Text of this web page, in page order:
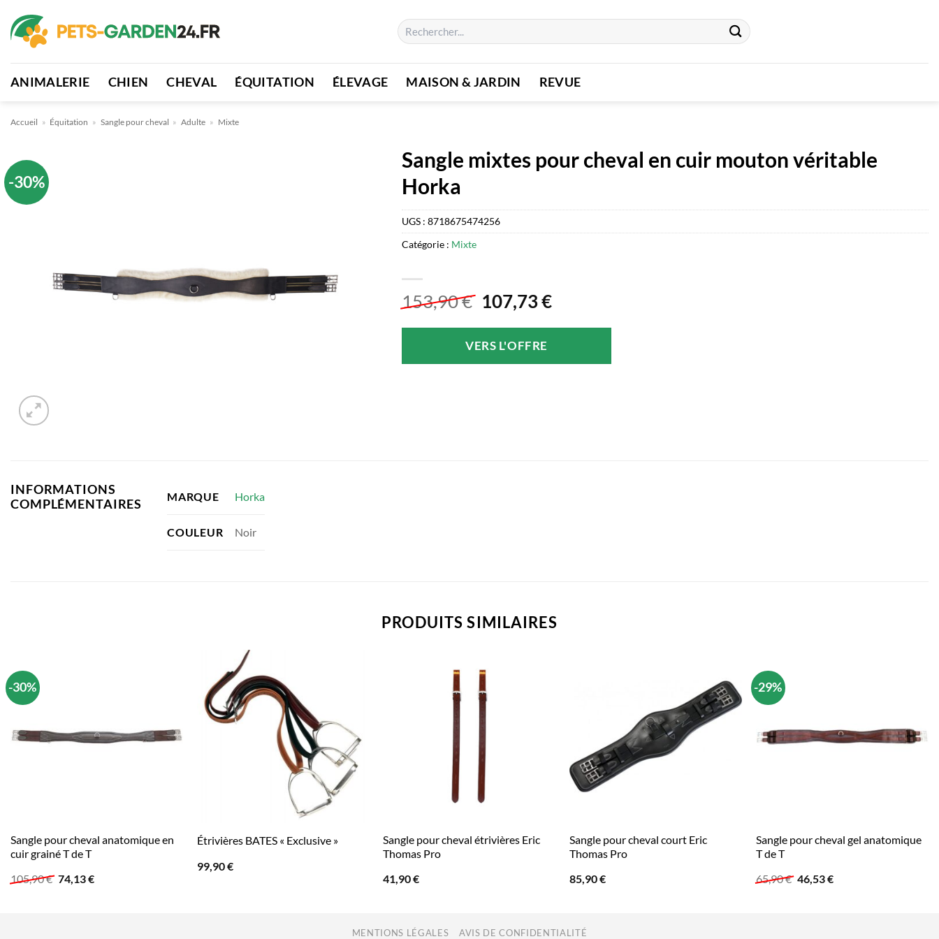
au
contenu
Recherche
pour :
ANIMALERIE CHIEN CHEVAL ÉQUITATION ÉLEVAGE MAISON & JARDIN REVUE
Accueil » Équitation » Sangle pour cheval » Adulte » Mixte
-30%
Sangle mixtes pour cheval en cuir mouton véritable
Horka
153,90€ Le
initial
était :
107,73€Le
VERS L'OFFRE
UGS : 8718675474256
Catégorie : Mixte
INFORMATIONS
COMPLÉMENTAIRES
MARQUE Horka
COULEUR Noir
PRODUITS SIMILAIRES
-30%
Sangle pour cheval anatomique en
cuir grainé T de T
105,90€ Le
prix
74,13€Le
Étrivières BATES « Exclusive »
99,90€
Sangle pour cheval étrivières Eric
Thomas Pro
41,90€
Sangle pour cheval court Eric
Thomas Pro
85,90€
-29%
Sangle pour cheval gel anatomique
T de T
65,90€ Le
prix
46,53€Le
MENTIONS LÉGALES AVIS DE CONFIDENTIALITÉ